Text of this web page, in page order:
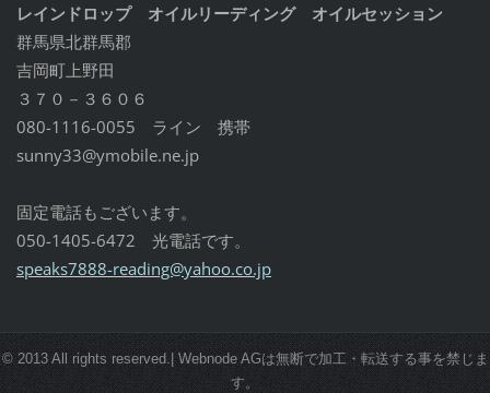
レインドロップ オイルリーディング オイルセッション
群馬県北群馬郡
吉岡町上野田
３７０－３６０６
080-1116-0055 ライン 携帯
sunny33@ymobile.ne.jp
固定電話もございます。
050-1405-6472 光電話です。
speaks7888-reading@yahoo.co.jp
© 2013 All rights reserved.| Webnode AGは無断で加工・転送する事を禁じま
す。